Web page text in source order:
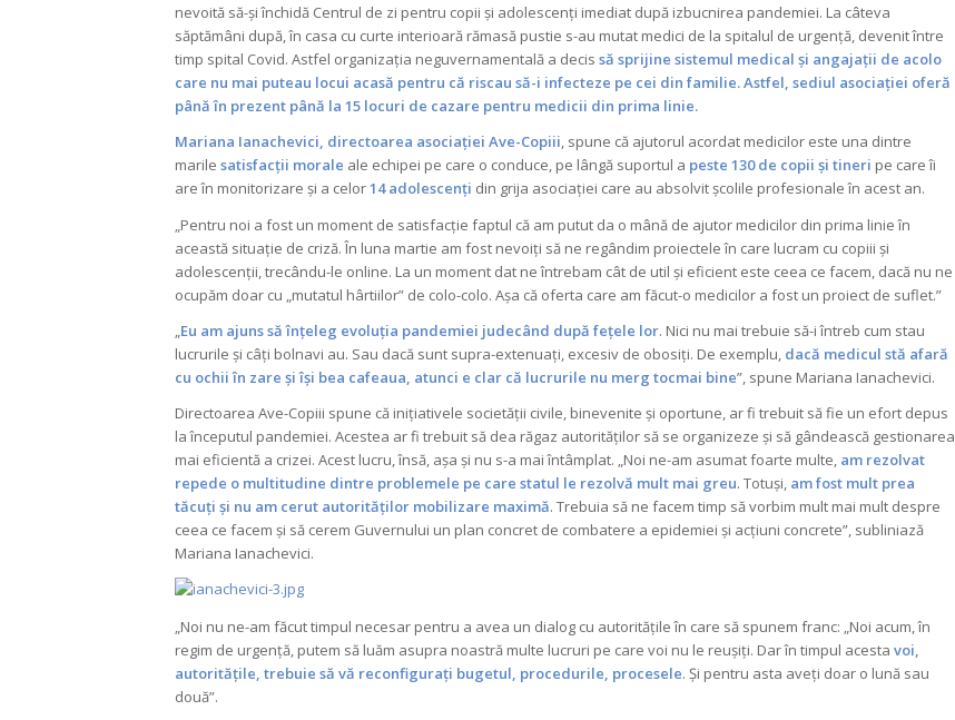
nevoită să-și închidă Centrul de zi pentru copii și adolescenți imediat după izbucnirea pandemiei. La câteva
săptămâni după, în casa cu curte interioară rămasă pustie s-au mutat medici de la spitalul de urgență, devenit între
timp spital Covid. Astfel organizația neguvernamentală a decis să sprijine sistemul medical și angajații de acolo
care nu mai puteau locui acasă pentru că riscau să-i infecteze pe cei din familie. Astfel, sediul asociației oferă
până în prezent până la 15 locuri de cazare pentru medicii din prima linie.
Mariana Ianachevici, directoarea asociației Ave-Copiii, spune că ajutorul acordat medicilor este una dintre
marile satisfacții morale ale echipei pe care o conduce, pe lângă suportul a peste 130 de copii și tineri pe care îi
are în monitorizare și a celor14 adolescenți din grija asociației care au absolvit școlile profesionale în acest an.
„Pentru noi a fost un moment de satisfacție faptul că am putut da o mână de ajutor medicilor din prima linie în
această situație de criză. În luna martie am fost nevoiți să ne regândim proiectele în care lucram cu copiii și
adolescenții, trecându-le online. La un moment dat ne întrebam cât de util și eficient este ceea ce facem, dacă nu ne
ocupăm doar cu „mutatul hârtiilor” de colo-colo. Așa că oferta care am făcut-o medicilor a fost un proiect de suflet.”
Eu am ajuns să înțeleg evoluția pandemiei judecând după fețele lor. Nici nu mai trebuie să-i întreb cum stau
lucrurile și câți bolnavi au. Sau dacă sunt supra-extenuați, excesiv de obosiți. De exemplu, dacă medicul stă afară
cu ochii în zare și își bea cafeaua, atunci e clar că lucrurile nu merg tocmai bine”, spune Mariana Ianachevici.
Directoarea Ave-Copiii spune că inițiativele societății civile, binevenite și oportune, ar fi trebuit să fie un efort depus
la începutul pandemiei. Acestea ar fi trebuit să dea răgaz autorităților să se organizeze și să gândească gestionarea
mai eficientă a crizei. Acest lucru, însă, așa și nu s-a mai întâmplat. „Noi ne-am asumat foarte multe, am rezolvat
repede o multitudine dintre problemele pe care statul le rezolvă mult mai greu. Totuși, am fost mult prea
tăcuți și nu am cerut autorităților mobilizare maximă. Trebuia să ne facem timp să vorbim mult mai mult despre
ceea ce facem și să cerem Guvernului un plan concret de combatere a epidemiei și acțiuni concrete”, subliniază
Mariana Ianachevici.
„Noi nu ne-am făcut timpul necesar pentru a avea un dialog cu autoritățile în care să spunem franc: „Noi acum, în
regim de urgență, putem să luăm asupra noastră multe lucruri pe care voi nu le reușiți. Dar în timpul acesta voi,
autoritățile, trebuie să vă reconfigurați bugetul, procedurile, procesele. Și pentru asta aveți doar o lună sau
două”.